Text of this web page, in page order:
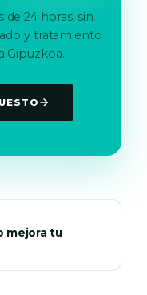
24 horas, sin
y tratamiento
Gipuzkoa.
mejora tu